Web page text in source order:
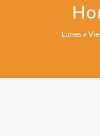
Lunes a